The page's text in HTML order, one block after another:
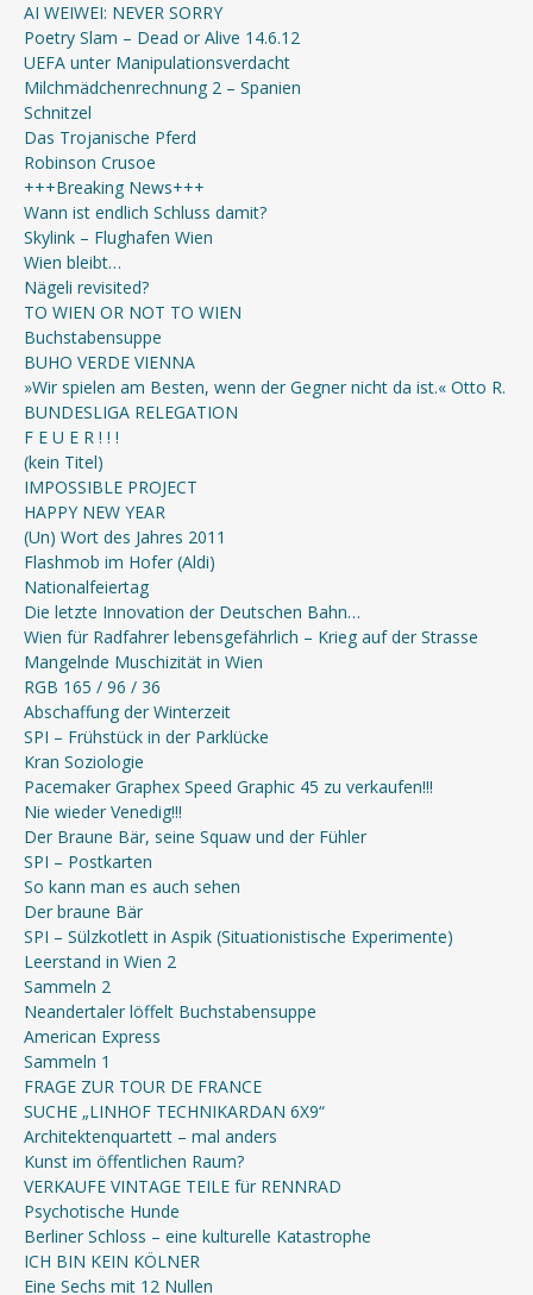
AI WEIWEI: NEVER SORRY
Poetry Slam – Dead or Alive 14.6.12
UEFA unter Manipulationsverdacht
Milchmädchenrechnung 2 – Spanien
Schnitzel
Das Trojanische Pferd
Robinson Crusoe
+++Breaking News+++
Wann ist endlich Schluss damit?
Skylink – Flughafen Wien
Wien bleibt…
Nägeli revisited?
TO WIEN OR NOT TO WIEN
Buchstabensuppe
BUHO VERDE VIENNA
»Wir spielen am Besten, wenn der Gegner nicht da ist.« Otto R.
BUNDESLIGA RELEGATION
F E U E R ! ! !
(kein Titel)
IMPOSSIBLE PROJECT
HAPPY NEW YEAR
(Un) Wort des Jahres 2011
Flashmob im Hofer (Aldi)
Nationalfeiertag
Die letzte Innovation der Deutschen Bahn…
Wien für Radfahrer lebensgefährlich – Krieg auf der Strasse
Mangelnde Muschizität in Wien
RGB 165 / 96 / 36
Abschaffung der Winterzeit
SPI – Frühstück in der Parklücke
Kran Soziologie
Pacemaker Graphex Speed Graphic 45 zu verkaufen!!!
Nie wieder Venedig!!!
Der Braune Bär, seine Squaw und der Fühler
SPI – Postkarten
So kann man es auch sehen
Der braune Bär
SPI – Sülzkotlett in Aspik (Situationistische Experimente)
Leerstand in Wien 2
Sammeln 2
Neandertaler löffelt Buchstabensuppe
American Express
Sammeln 1
FRAGE ZUR TOUR DE FRANCE
SUCHE „LINHOF TECHNIKARDAN 6X9“
Architektenquartett – mal anders
Kunst im öffentlichen Raum?
VERKAUFE VINTAGE TEILE für RENNRAD
Psychotische Hunde
Berliner Schloss – eine kulturelle Katastrophe
ICH BIN KEIN KÖLNER
Eine Sechs mit 12 Nullen